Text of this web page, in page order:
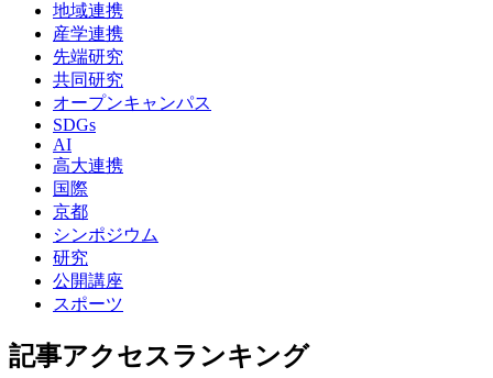
地域連携
産学連携
先端研究
共同研究
オープンキャンパス
SDGs
AI
高大連携
国際
京都
シンポジウム
研究
公開講座
スポーツ
記事アクセスランキング